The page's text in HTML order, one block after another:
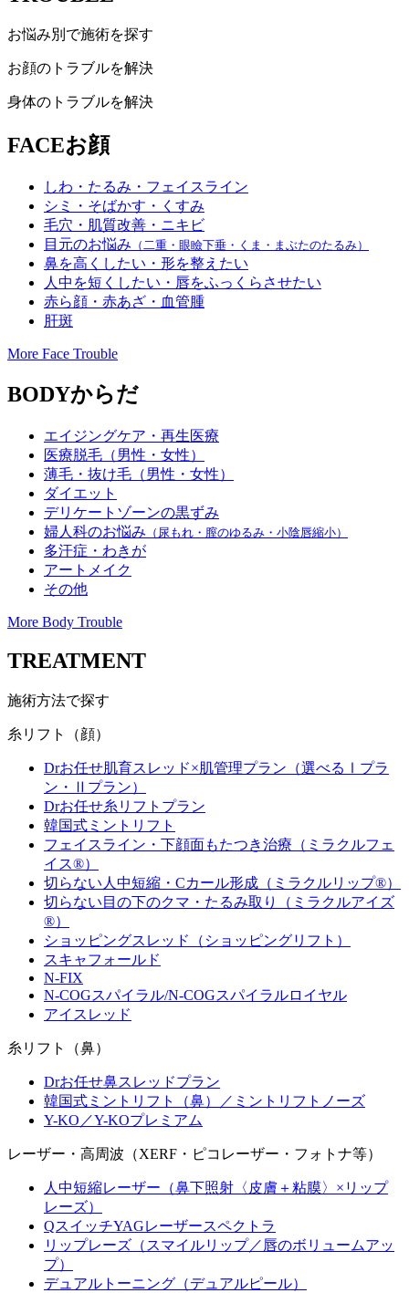
お悩み別で施術を探す
お顔のトラブルを解決
身体のトラブルを解決
FACEお顔
しわ・たるみ・フェイスライン
シミ・そばかす・くすみ
毛穴・肌質改善・ニキビ
目元のお悩み （二重・眼瞼下垂・くま・まぶたのたるみ）
鼻を高くしたい・形を整えたい
人中を短くしたい・唇をふっくらさせたい
赤ら顔・赤あざ・血管腫
肝斑
More Face Trouble
BODYからだ
エイジングケア・再生医療
医療脱毛（男性・女性）
薄毛・抜け毛（男性・女性）
ダイエット
デリケートゾーンの黒ずみ
婦人科のお悩み （尿もれ・膣のゆるみ・小陰唇縮小）
多汗症・わきが
アートメイク
その他
More Body Trouble
TREATMENT
施術方法で探す
糸リフト（顔）
Drお任せ肌育スレッド×肌管理プラン（選べるⅠプラ
ン・Ⅱプラン）
Drお任せ糸リフトプラン
韓国式ミントリフト
フェイスライン・下顔面もたつき治療（ミラクルフェ
イス®）
切らない人中短縮・Cカール形成（ミラクルリップ®）
切らない目の下のクマ・たるみ取り（ミラクルアイズ
®）
ショッピングスレッド（ショッピングリフト）
スキャフォールド
N-FIX
N-COGスパイラル/N-COGスパイラルロイヤル
アイスレッド
糸リフト（鼻）
Drお任せ鼻スレッドプラン
韓国式ミントリフト（鼻）／ミントリフトノーズ
Y-KO／Y-KOプレミアム
レーザー・高周波（XERF・ピコレーザー・フォトナ等）
人中短縮レーザー（鼻下照射〈皮膚＋粘膜〉×リップ
レーズ）
QスイッチYAGレーザースペクトラ
リップレーズ（スマイルリップ／唇のボリュームアッ
プ）
デュアルトーニング（デュアルピール）